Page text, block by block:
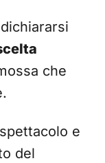
che
e
del